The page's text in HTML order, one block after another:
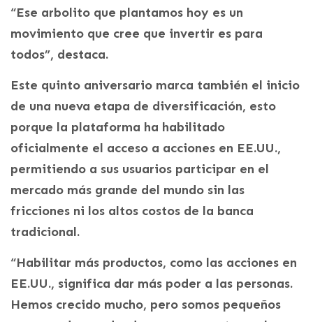
“Ese arbolito que plantamos hoy es un
movimiento que cree que invertir es para
todos”, destaca.
Este quinto aniversario marca también el inicio
de una nueva etapa de diversificación, esto
porque la plataforma ha habilitado
oficialmente el acceso a acciones en EE.UU.,
permitiendo a sus usuarios participar en el
mercado más grande del mundo sin las
fricciones ni los altos costos de la banca
tradicional.
“Habilitar más productos, como las acciones en
EE.UU., significa dar más poder a las personas.
Hemos crecido mucho, pero somos pequeños